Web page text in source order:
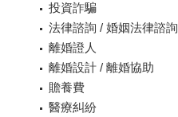
投資詐騙
法律諮詢 / 婚姻法律諮詢
離婚證人
離婚設計 / 離婚協助
贍養費
醫療糾紛